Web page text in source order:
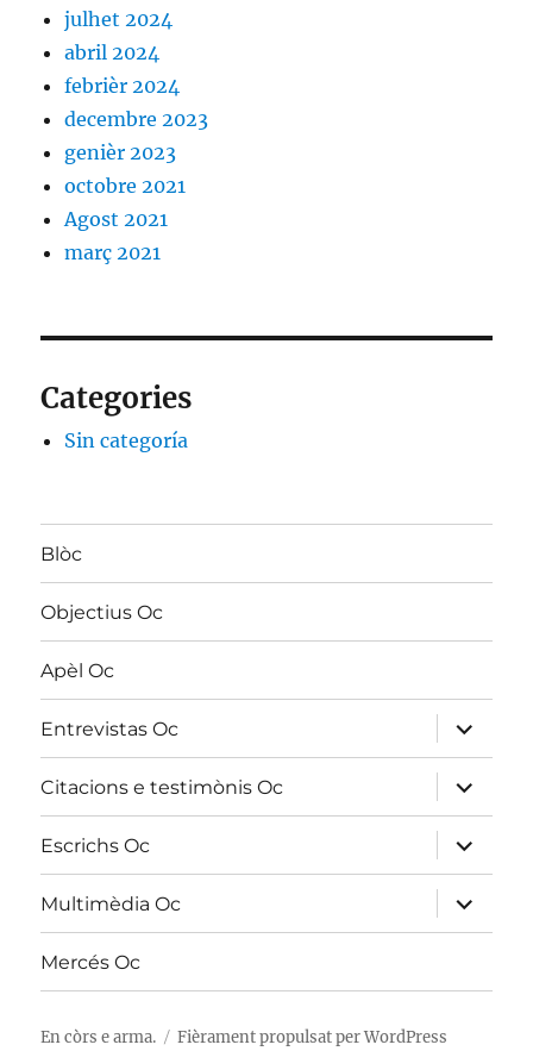
julhet 2024
abril 2024
febrièr 2024
decembre 2023
genièr 2023
octobre 2021
Agost 2021
març 2021
Categories
Sin categoría
Blòc
Objectius Oc
Apèl Oc
Entrevistas Oc
dobrir
lo
sosmenú
Citacions e testimònis Oc
dobrir
lo
sosmenú
Escrichs Oc
dobrir
lo
sosmenú
Multimèdia Oc
dobrir
lo
sosmenú
Mercés Oc
En còrs e arma. Fièrament propulsat perWordPress